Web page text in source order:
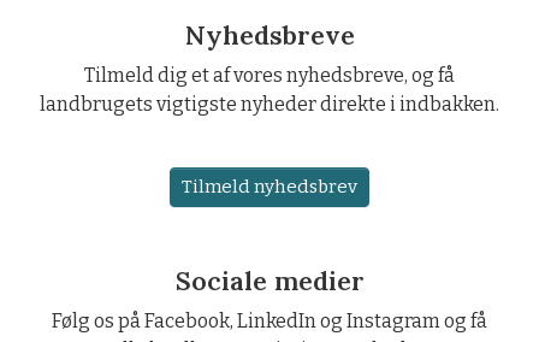
Nyhedsbreve
Tilmeld dig et af vores nyhedsbreve, og få
landbrugets vigtigste nyheder direkte i indbakken.
Tilmeld nyhedsbrev
Sociale medier
Følg os på Facebook, LinkedIn og Instagram og få